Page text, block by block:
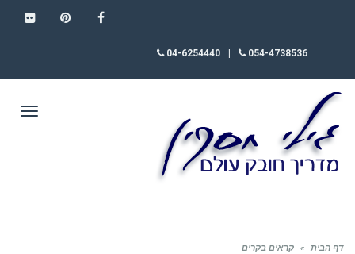
054-4738536
04-6254440
דף הבית » קראים בקרים